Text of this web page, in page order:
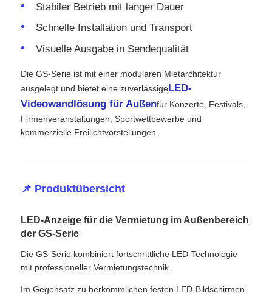
Angebot anfordern
LED-Videowand-Display
LED -Anzeigebildschirm
COB -LED -Videowand
Transparentes LED -Display
Stabiler Betrieb mit langer Dauer
Schnelle Installation und Transport
Visuelle Ausgabe in Sendequalität
Die GS-Serie ist mit einer modularen Mietarchitektur
ausgelegt und bietet eine zuverlässigeLED-
Videowandlösung für Außenfür Konzerte, Festivals,
Firmenveranstaltungen, Sportwettbewerbe und
kommerzielle Freilichtvorstellungen.
📌 Produktübersicht
LED-Anzeige für die Vermietung im Außenbereich
der GS-Serie
Die GS-Serie kombiniert fortschrittliche LED-Technologie
mit professioneller Vermietungstechnik.
Im Gegensatz zu herkömmlichen festen LED-Bildschirmen